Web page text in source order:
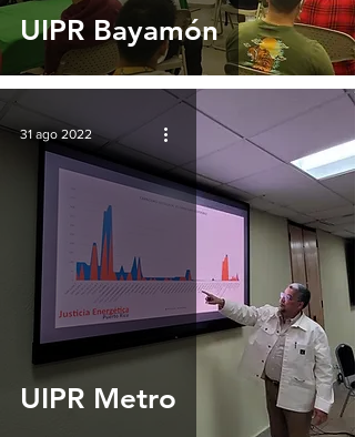
UIPR Bayamón
UIPR Metro
31 ago 2022